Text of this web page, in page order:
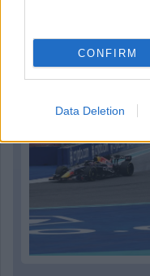
CONFIRM
Data Deletion